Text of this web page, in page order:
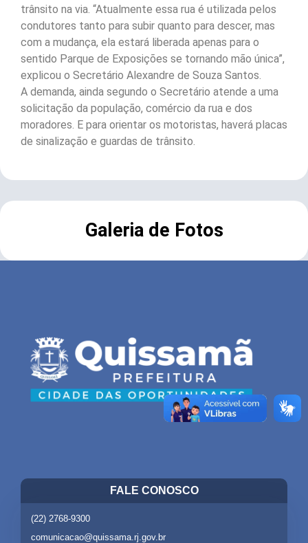
trânsito na via. “Atualmente essa rua é utilizada pelos
condutores tanto para subir quanto para descer, mas
com a mudança, ela estará liberada apenas para o
sentido Parque de Exposições se tornando mão única”,
explicou o Secretário Alexandre de Souza Santos.
A demanda, ainda segundo o Secretário atende a uma
solicitação da população, comércio da rua e dos
moradores. E para orientar os motoristas, haverá placas
de sinalização e guardas de trânsito.
Galeria de Fotos
FALE CONOSCO
(22) 2768-9300
comunicacao@quissama.rj.gov.br